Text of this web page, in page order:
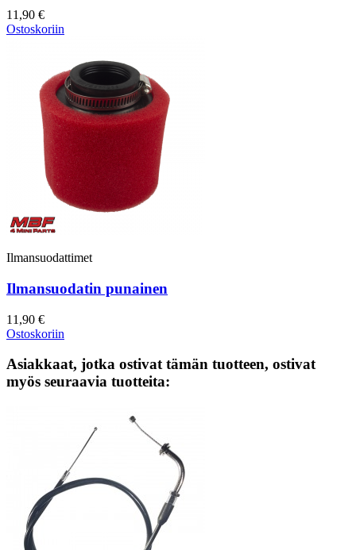
11,90 €
Ostoskoriin
Ilmansuodattimet
Ilmansuodatin punainen
11,90 €
Ostoskoriin
Asiakkaat, jotka ostivat tämän tuotteen, ostivat
myös seuraavia tuotteita: